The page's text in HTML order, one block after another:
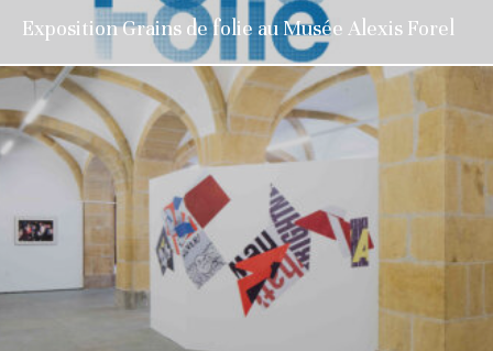
Exposition Grains de folie au Musée Alexis Forel